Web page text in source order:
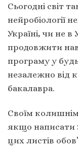
Сьогодні світ
нейробіології
Україні, чи не в
продовжити
програму у
незалежно від
бакалавра.
Своїм
якщо написати
цих листів